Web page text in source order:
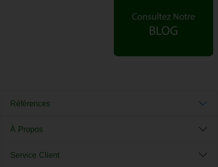
Références
À Propos
Service Client